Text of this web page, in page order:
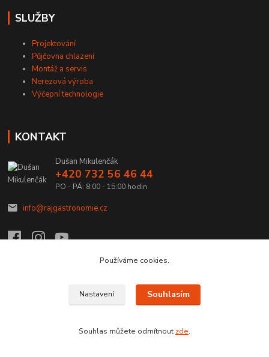
SLUŽBY
Projektování
Půjčovna chlazení
Montáž a servis
Nerezová výroba
Výčepní technologie
KONTAKT
Dušan Mikulenčák
+420 732 56 46 44
PO - PÁ: 8:00 - 15:00 hodin
info@rajgastronomie.cz
Upravit sběr cookies.
Copyright © 2026 Ráj Gastronomie.cz
Používáme cookies.
Nastavení Souhlasím
Souhlas můžete odmítnout zde.